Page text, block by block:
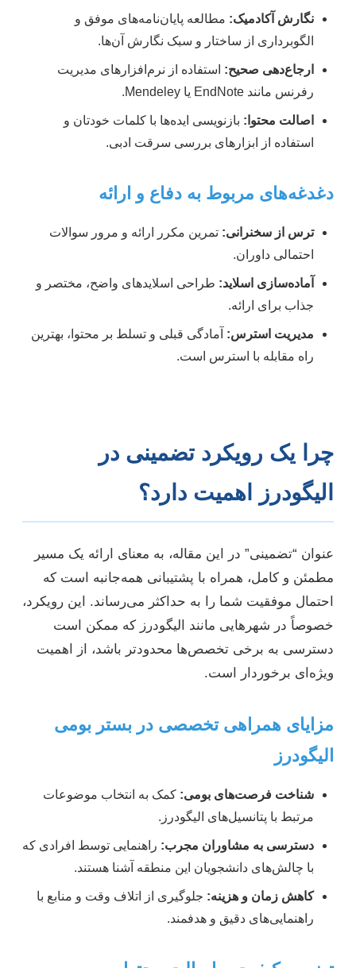
نگارش آکادمیک: مطالعه پایان‌نامه‌های موفق و
الگوبرداری از ساختار و سبک نگارش آن‌ها.
ارجاع‌دهی صحیح: استفاده از نرم‌افزارهای مدیریت
رفرنس مانند EndNote یا Mendeley.
اصالت محتوا: بازنویسی ایده‌ها با کلمات خودتان و
استفاده از ابزارهای بررسی سرقت ادبی.
دغدغه‌های مربوط به دفاع و ارائه
ترس از سخنرانی: تمرین مکرر ارائه و مرور سوالات
احتمالی داوران.
آماده‌سازی اسلاید: طراحی اسلایدهای واضح، مختصر و
جذاب برای ارائه.
مدیریت استرس: آمادگی قبلی و تسلط بر محتوا، بهترین
راه مقابله با استرس است.
چرا یک رویکرد تضمینی در
الیگودرز اهمیت دارد؟
عنوان “تضمینی” در این مقاله، به معنای ارائه یک مسیر
مطمئن و کامل، همراه با پشتیبانی همه‌جانبه است که
احتمال موفقیت شما را به حداکثر می‌رساند. این رویکرد،
خصوصاً در شهرهایی مانند الیگودرز که ممکن است
دسترسی به برخی تخصص‌ها محدودتر باشد، از اهمیت
ویژه‌ای برخوردار است.
مزایای همراهی تخصصی در بستر بومی
الیگودرز
شناخت فرصت‌های بومی: کمک به انتخاب موضوعات
مرتبط با پتانسیل‌های الیگودرز.
دسترسی به مشاوران مجرب: راهنمایی توسط افرادی که
با چالش‌های دانشجویان این منطقه آشنا هستند.
کاهش زمان و هزینه: جلوگیری از اتلاف وقت و منابع با
راهنمایی‌های دقیق و هدفمند.